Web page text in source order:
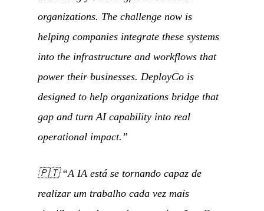
organizations. The challenge now is
helping companies integrate these systems
into the infrastructure and workflows that
power their businesses. DeployCo is
designed to help organizations bridge that
gap and turn AI capability into real
operational impact.”
🇵🇹“A IA está se tornando capaz de
realizar um trabalho cada vez mais